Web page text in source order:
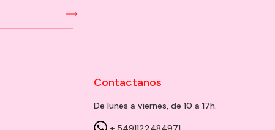
Contactanos
De lunes a viernes, de 10 a 17h.